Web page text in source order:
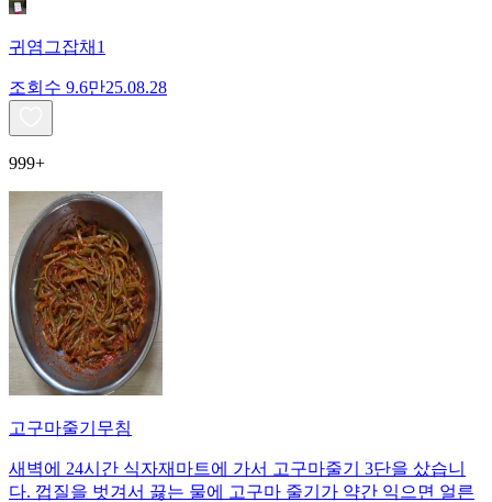
귀염그잡채1
조회수 9.6만25.08.28
999+
고구마줄기무침
새벽에 24시간 식자재마트에 가서 고구마줄기 3단을 샀습니
다. 껍질을 벗겨서 끓는 물에 고구마 줄기가 약간 익으면 얼른